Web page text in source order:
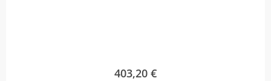
403,20 €